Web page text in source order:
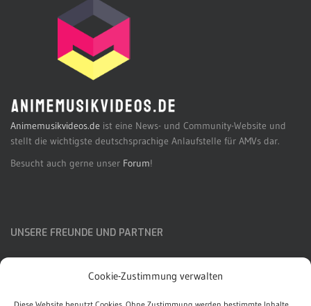
Cookie-Zustimmung verwalten
Animemusikvideos.de ist eine News- und Community-Website und
stellt die wichtigste deutschsprachige Anlaufstelle für AMVs dar.
Besucht auch gerne unser Forum!
UNSERE FREUNDE UND PARTNER
AMVcz